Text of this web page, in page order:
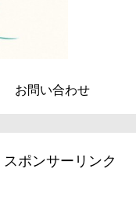
お問い合わせ
スポンサーリンク